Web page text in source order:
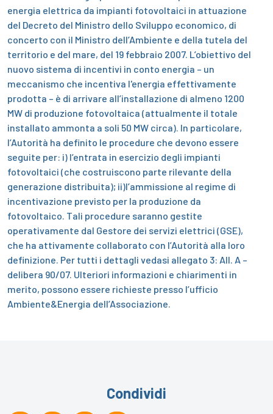
energia elettrica da impianti fotovoltaici in attuazione
del Decreto del Ministro dello Sviluppo economico, di
concerto con il Ministro dell’Ambiente e della tutela del
territorio e del mare, del 19 febbraio 2007. L’obiettivo del
nuovo sistema di incentivi in conto energia – un
meccanismo che incentiva l'energia effettivamente
prodotta – è di arrivare all’installazione di almeno 1200
MW di produzione fotovoltaica (attualmente il totale
installato ammonta a soli 50 MW circa). In particolare,
l’Autorità ha definito le procedure che devono essere
seguite per: i) l’entrata in esercizio degli impianti
fotovoltaici (che costruiscono parte rilevante della
generazione distribuita); ii)l’ammissione al regime di
incentivazione previsto per la produzione da
fotovoltaico. Tali procedure saranno gestite
operativamente dal Gestore dei servizi elettrici (GSE),
che ha attivamente collaborato con l’Autorità alla loro
definizione. Per tutti i dettagli vedasi allegato 3: All. A –
delibera 90/07. Ulteriori informazioni e chiarimenti in
merito, possono essere richieste presso l’ufficio
Ambiente&Energia dell’Associazione.
Condividi